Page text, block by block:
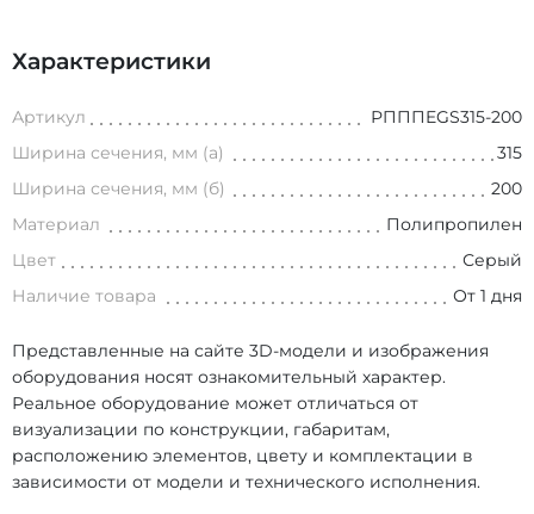
Характеристики
Артикул
РПППEGS315-200
Ширина сечения, мм (а)
315
Ширина сечения, мм (б)
200
Материал
Полипропилен
Цвет
Серый
Наличие товара
От 1 дня
Представленные на сайте 3D-модели и изображения
оборудования носят ознакомительный характер.
Реальное оборудование может отличаться от
визуализации по конструкции, габаритам,
расположению элементов, цвету и комплектации в
зависимости от модели и технического исполнения.